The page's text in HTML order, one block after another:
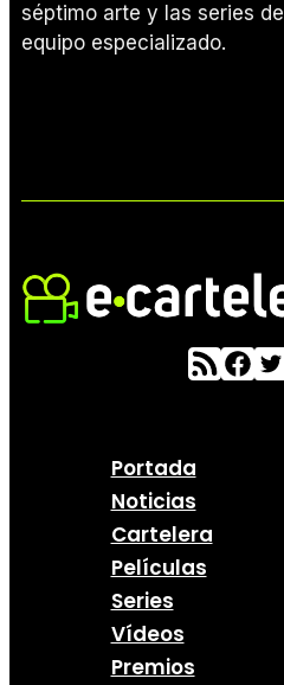
séptimo arte y las series
equipo especializado.
Portada
Noticias
Cartelera
Películas
Series
Vídeos
Premios